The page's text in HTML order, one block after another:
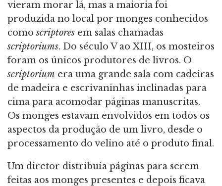
vieram morar lá, mas a maioria foi
produzida no local por monges conhecidos
comoscriptores em salas chamadas
scriptoriums. Do século V ao XIII, os mosteiros
foram os únicos produtores de livros. O
scriptorium era uma grande sala com cadeiras
de madeira e escrivaninhas inclinadas para
cima para acomodar páginas manuscritas.
Os monges estavam envolvidos em todos os
aspectos da produção de um livro, desde o
processamento do velino até o produto final.
Um diretor distribuía páginas para serem
feitas aos monges presentes e depois ficava